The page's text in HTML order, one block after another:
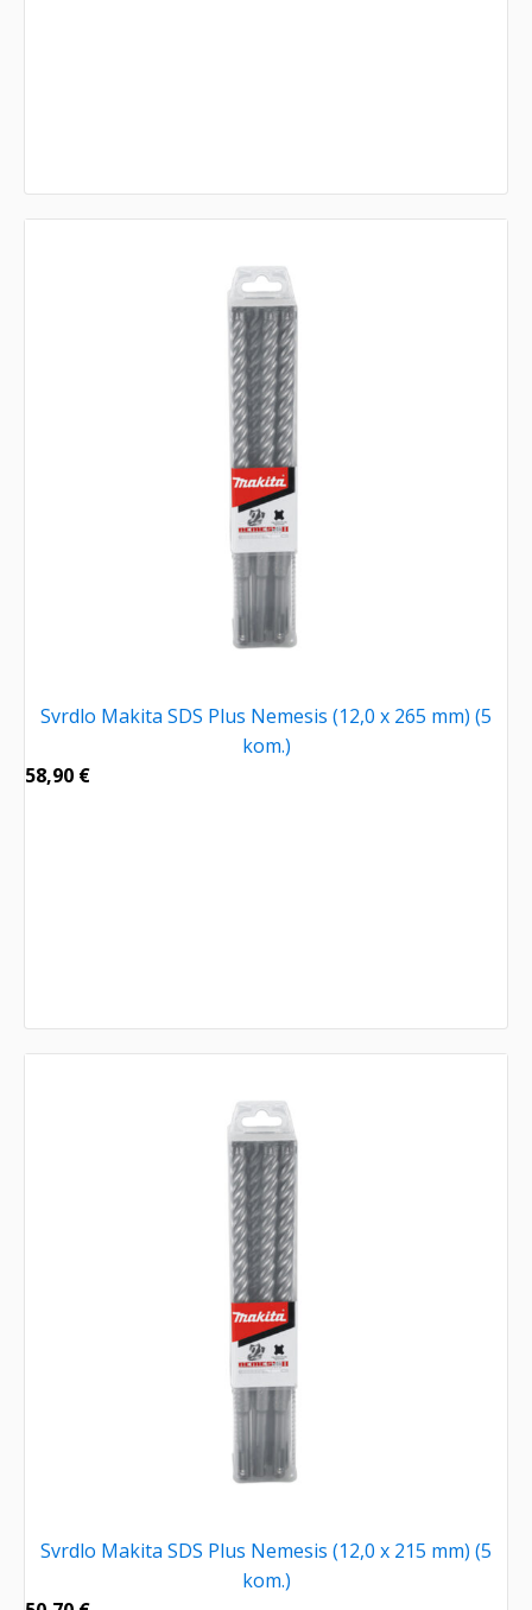
Svrdlo Makita SDS Plus Nemesis (12,0 x 265 mm) (5
kom.)
58,90 €
Svrdlo Makita SDS Plus Nemesis (12,0 x 215 mm) (5
kom.)